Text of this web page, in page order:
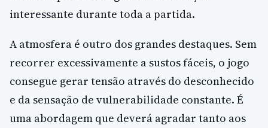
interessante durante toda a partida.
A atmosfera é outro dos grandes destaques. Sem
recorrer excessivamente a sustos fáceis, o jogo
consegue gerar tensão através do desconhecido
e da sensação de vulnerabilidade constante. É
uma abordagem que deverá agradar tanto aos